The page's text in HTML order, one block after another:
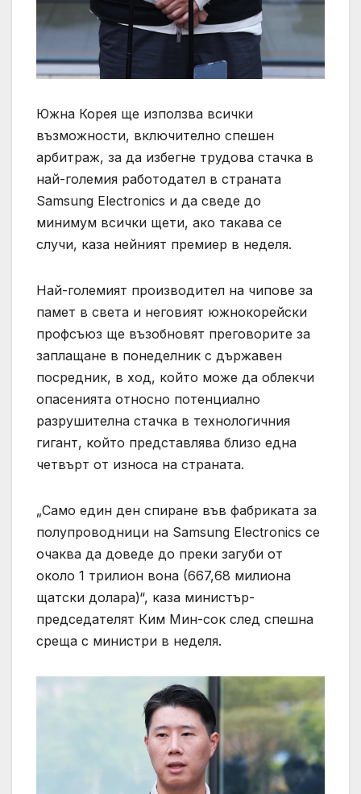
Южна Корея ще използва всички
възможности, включително спешен
арбитраж, за да избегне трудова стачка в
най-големия работодател в страната
Samsung Electronics и да сведе до
минимум всички щети, ако такава се
случи, каза нейният премиер в неделя.
Най-големият производител на чипове за
памет в света и неговият южнокорейски
профсъюз ще възобновят преговорите за
заплащане в понеделник с държавен
посредник, в ход, който може да облекчи
опасенията относно потенциално
разрушителна стачка в технологичния
гигант, който представлява близо една
четвърт от износа на страната.
„Само един ден спиране във фабриката за
полупроводници на Samsung Electronics се
очаква да доведе до преки загуби от
около 1 трилион вона (667,68 милиона
щатски долара)“, каза министър-
председателят Ким Мин-сок след спешна
среща с министри в неделя.